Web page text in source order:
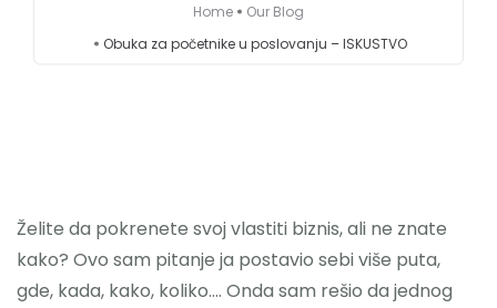
Home
Our Blog
Obuka za početnike u poslovanju – ISKUSTVO
Želite da pokrenete svoj vlastiti biznis, ali ne znate
kako? Ovo sam pitanje ja postavio sebi više puta,
gde, kada, kako, koliko…. Onda sam rešio da jednog